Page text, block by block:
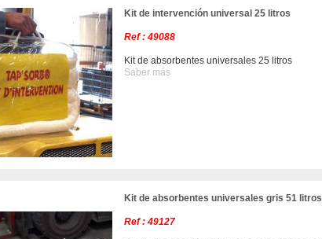
Kit de intervención universal 25 litros
Ref : 49088
Kit de absorbentes universales 25 litros
Saber más
Kit de absorbentes universales gris 51 litros
Ref : 49127